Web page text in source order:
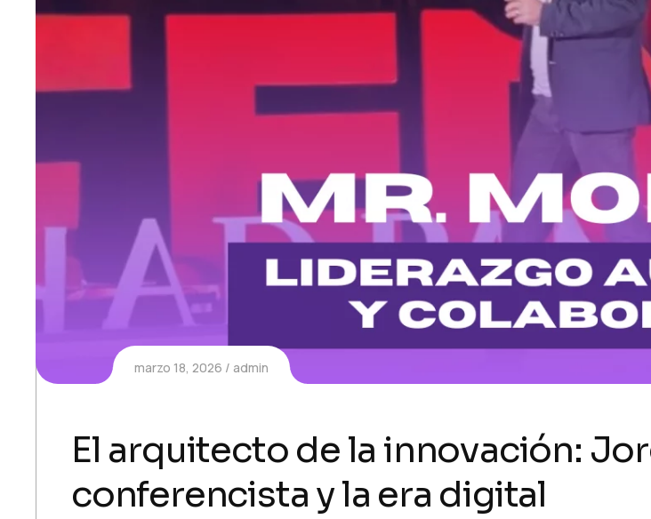
marzo 18, 2026 admin
El arquitecto de la innovación:
conferencista y la era digital